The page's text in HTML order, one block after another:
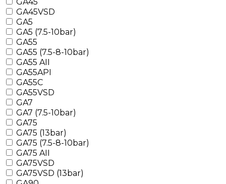
GA45VSD
GA5
GA5 (7.5-10bar)
GA55
GA55 (7.5-8-10bar)
GA55 AII
GA55API
GA55C
GA55VSD
GA7
GA7 (7.5-10bar)
GA75
GA75 (13bar)
GA75 (7.5-8-10bar)
GA75 AII
GA75VSD
GA75VSD (13bar)